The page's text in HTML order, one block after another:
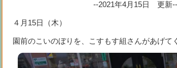
--2021年4月15日 更新--
４月15日（木）
園前のこいのぼりを、こすもす組さんがあげて